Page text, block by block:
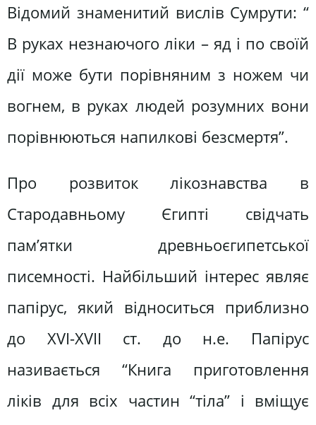
Відомий знаменитий вислів Сумрути: “
В руках незнаючого ліки – яд і по своїй
дії може бути порівняним з ножем чи
вогнем, в руках людей розумних вони
порівнюються напилкові безсмертя”.
Про розвиток лікознавства в
Стародавньому Єгипті свідчать
пам’ятки древньоєгипетської
писемності. Найбільший інтерес являє
папірус, який відноситься приблизно
до ХVІ-ХVІІ ст. до н.е. Папірус
називається “Книга приготовлення
ліків для всіх частин “тіла” і вміщує